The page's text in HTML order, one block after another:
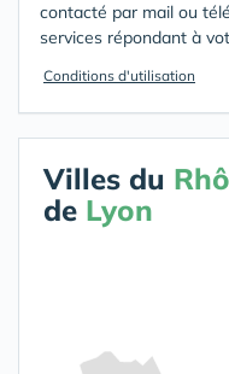
contacté par mail ou
services répondant à
Conditions d'utilisation
Villes du
de Lyon